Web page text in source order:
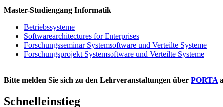
Master-Studiengang Informatik
Betriebssysteme
Softwarearchitectures for Enterprises
Forschungsseminar Systemsoftware und Verteilte Systeme
Forschungsprojekt Systemsoftware und Verteilte Systeme
Bitte melden Sie sich zu den Lehrveranstaltungen über PORTA
Schnelleinstieg